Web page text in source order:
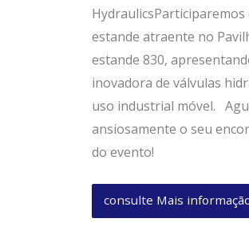
HydraulicsParticiparemos
estande atraente no
estande 830,
inovadora de válvulas
uso industrial móvel.
ansiosamente o seu
do evento!
consulte Mais